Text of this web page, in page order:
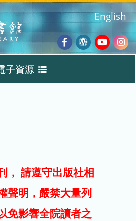
Facebook
Wordpress
English
子資源
子期刊
試用
， 請遵守出版社相
聲明，嚴禁大量列
免影響全院讀者之